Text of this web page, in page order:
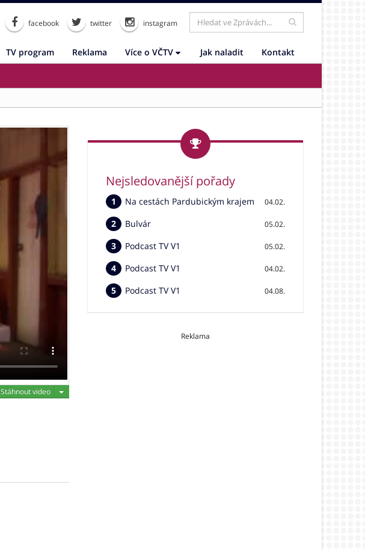
facebook twitter instagram
TV program Reklama Více o VČTV Jak naladit Kontakt
Stáhnout video Stáhnout video
Nejsledovanější pořady
Na cestách Pardubickým krajem 04.02.
Bulvár 05.02.
Podcast TV V1 05.02.
Podcast TV V1 04.02.
Podcast TV V1 04.08.
Reklama